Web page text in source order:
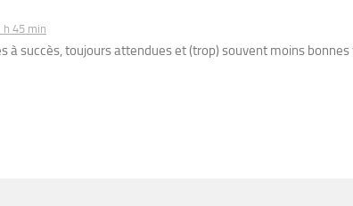
h 45 min
à succès, toujours attendues et (trop) souvent moins